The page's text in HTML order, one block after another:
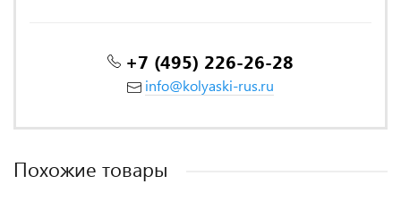
+7 (495) 226-26-28
info@kolyaski-rus.ru
Похожие товары